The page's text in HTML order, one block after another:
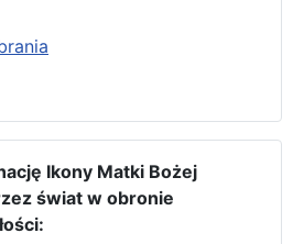
Ikony Matki Bożej
świat w obronie